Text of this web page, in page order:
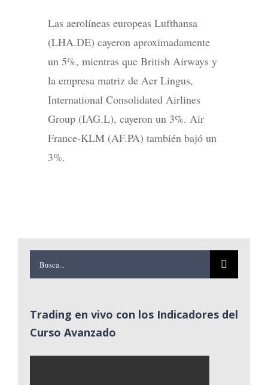
Las aerolíneas europeas Lufthansa
(LHA.DE) cayeron aproximadamente
un 5%, mientras que British Airways y
la empresa matriz de Aer Lingus,
International Consolidated Airlines
Group (IAG.L), cayeron un 3%. Air
France-KLM (AF.PA) también bajó un
3%.
Buscar:
Trading en vivo con los Indicadores del
Curso Avanzado